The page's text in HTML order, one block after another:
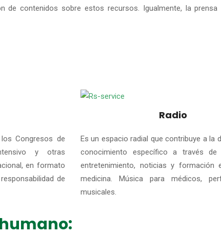
de contenidos sobre estos recursos. Igualmente, la
Congresos de
y otras
en formato
de
Radio
Es un espacio radial que contribuye a la
conocimiento específico a través de
entretenimiento, noticias y formación
medicina. Música para médicos,
musicales.